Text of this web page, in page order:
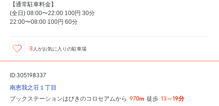
【通常駐車料金】
(全日) 08:00〜22:00 100円 30分
22:00〜08:00 100円 60分
8人がお気に入りの駐車場
ID:305198337
南恵我之荘１丁目
ブックステーションはびきのコロセアムから 970m 徒歩 13～19分